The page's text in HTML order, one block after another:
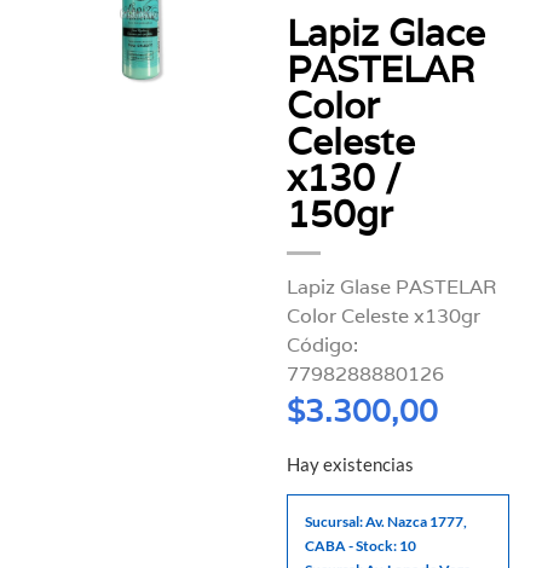
Lapiz Glace
PASTELAR
Color
Celeste
x130 /
150gr
Lapiz Glase PASTELAR
Color Celeste x130gr
Código:
7798288880126
$3.300,00
Hay existencias
Sucursal: Av. Nazca 1777,
CABA - Stock: 10